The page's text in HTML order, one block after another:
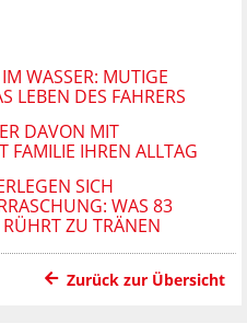
WASSER: MUTIGE
LEBEN DES FAHRERS
DAVON MIT
FAMILIE IHREN ALLTAG
SICH
WAS 83 N
ZU TRÄNEN
Zurück zur Übersicht